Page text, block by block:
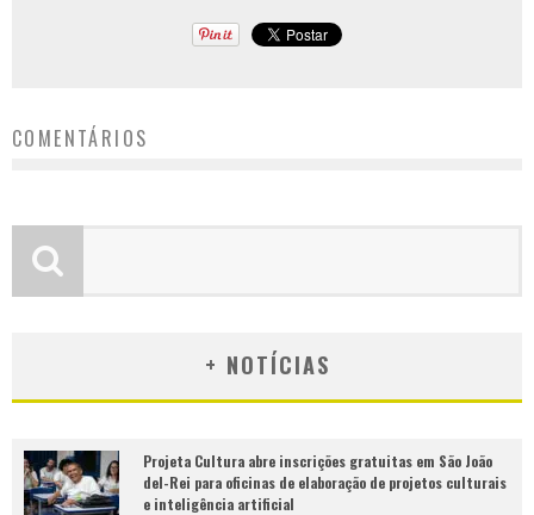
COMENTÁRIOS
+ NOTÍCIAS
Projeta Cultura abre inscrições gratuitas em São João
del-Rei para oficinas de elaboração de projetos culturais
e inteligência artificial